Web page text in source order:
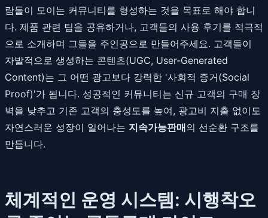
람들이 모이는 커뮤니티를 형성하는 것을 목표로 해야 합니
다. 제품 관련 팁을 공유하거나, 고객들의 사용 후기를 적극적
으로 소개하며 그들을 주인공으로 만들어주세요. 고객들이
자발적으로 생성하는 콘텐츠(UGC, User-Generated
Content)는 그 어떤 광고보다 강력한 '사회적 증거(Social
Proof)'가 됩니다. 성공적인 커뮤니티는 신규 고객의 구매 장
벽을 낮추고 기존 고객의 충성도를 높여, 광고비 지출 없이도
자연스러운 성장이 일어나는 지속가능판매의 선순환 구조를
만듭니다.
체계적인 운영 시스템: 시행착오